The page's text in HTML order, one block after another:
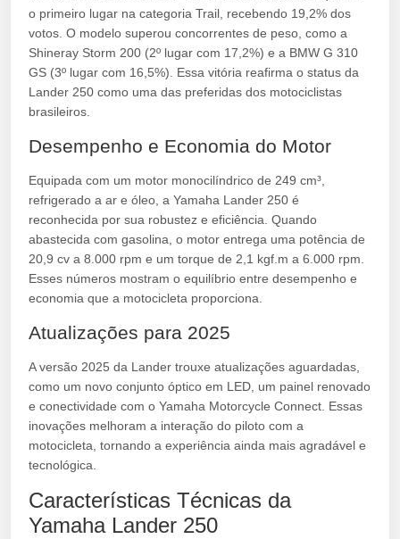
o primeiro lugar na categoria Trail, recebendo 19,2% dos
votos. O modelo superou concorrentes de peso, como a
Shineray Storm 200 (2º lugar com 17,2%) e a BMW G 310
GS (3º lugar com 16,5%). Essa vitória reafirma o status da
Lander 250 como uma das preferidas dos motociclistas
brasileiros.
Desempenho e Economia do Motor
Equipada com um motor monocilíndrico de 249 cm³,
refrigerado a ar e óleo, a Yamaha Lander 250 é
reconhecida por sua robustez e eficiência. Quando
abastecida com gasolina, o motor entrega uma potência de
20,9 cv a 8.000 rpm e um torque de 2,1 kgf.m a 6.000 rpm.
Esses números mostram o equilíbrio entre desempenho e
economia que a motocicleta proporciona.
Atualizações para 2025
A versão 2025 da Lander trouxe atualizações aguardadas,
como um novo conjunto óptico em LED, um painel renovado
e conectividade com o Yamaha Motorcycle Connect. Essas
inovações melhoram a interação do piloto com a
motocicleta, tornando a experiência ainda mais agradável e
tecnológica.
Características Técnicas da
Yamaha Lander 250